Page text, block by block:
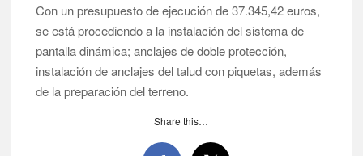
Con un presupuesto de ejecución de 37.345,42 euros,
se está procediendo a la instalación del sistema de
pantalla dinámica; anclajes de doble protección,
instalación de anclajes del talud con piquetas, además
de la preparación del terreno.
Share this…